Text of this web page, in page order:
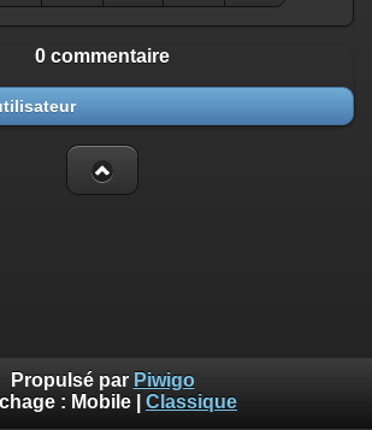
0 commentaire
Propulsé par Piwigo
: Mobile Classique